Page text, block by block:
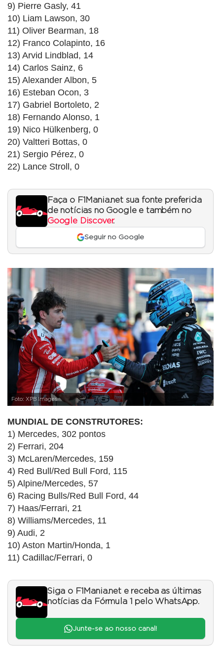
9) Pierre Gasly, 41
10) Liam Lawson, 30
11) Oliver Bearman, 18
12) Franco Colapinto, 16
13) Arvid Lindblad, 14
14) Carlos Sainz, 6
15) Alexander Albon, 5
16) Esteban Ocon, 3
17) Gabriel Bortoleto, 2
18) Fernando Alonso, 1
19) Nico Hülkenberg, 0
20) Valtteri Bottas, 0
21) Sergio Pérez, 0
22) Lance Stroll, 0
Faça o F1Mania.net sua fonte preferida
de notícias no Google e também no
Google Discover.
Seguir no Google
Foto: XPB Images
MUNDIAL DE CONSTRUTORES:
1) Mercedes, 302 pontos
2) Ferrari, 204
3) McLaren/Mercedes, 159
4) Red Bull/Red Bull Ford, 115
5) Alpine/Mercedes, 57
6) Racing Bulls/Red Bull Ford, 44
7) Haas/Ferrari, 21
8) Williams/Mercedes, 11
9) Audi, 2
10) Aston Martin/Honda, 1
11) Cadillac/Ferrari, 0
Siga o F1Mania.net e receba as últimas
notícias da Fórmula 1 pelo WhatsApp.
Junte-se ao nosso canal!